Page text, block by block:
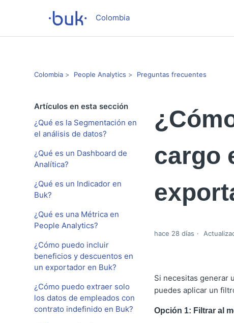
Colombia
Colombia People Analytics Preguntas frecuentes
Artículos en esta sección
¿Qué es la Segmentación en
el análisis de datos?
¿Qué es un Dashboard de
Analítica?
¿Qué es un Indicador en
Buk?
¿Qué es una Métrica en
People Analytics?
¿Cómo puedo incluir
beneficios y descuentos en
un exportador en Buk?
¿Cómo puedo extraer solo
los datos de empleados con
contrato indefinido en Buk?
cargo
hace 28 días
Si necesitas generar
puedes aplicar un
Opción 1: Filtrar al